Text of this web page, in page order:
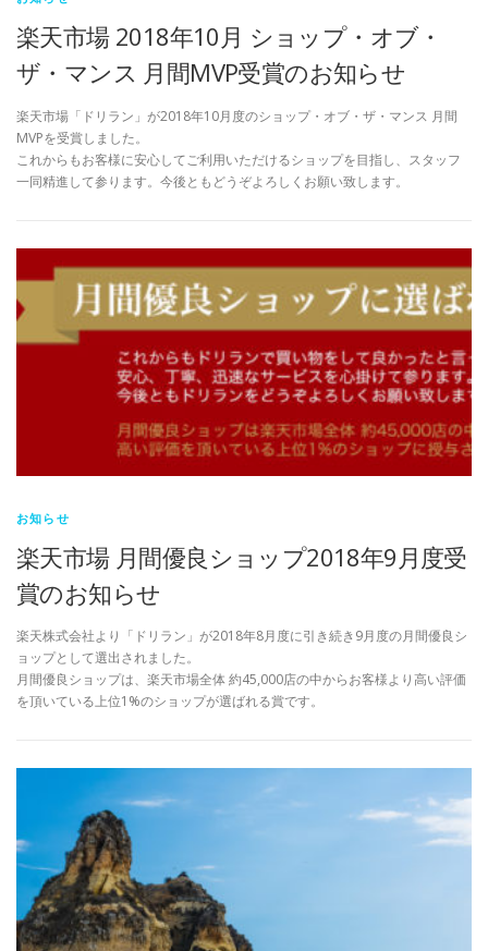
楽天市場 2018年10月 ショップ・オブ・
ザ・マンス 月間MVP受賞のお知らせ
楽天市場「ドリラン」が2018年10月度のショップ・オブ・ザ・マンス 月間
MVPを受賞しました。
これからもお客様に安心してご利用いただけるショップを目指し、スタッフ
一同精進して参ります。今後ともどうぞよろしくお願い致します。
お知らせ
楽天市場 月間優良ショップ2018年9月度受
賞のお知らせ
楽天株式会社より「ドリラン」が2018年8月度に引き続き9月度の月間優良シ
ョップとして選出されました。
月間優良ショップは、楽天市場全体 約45,000店の中からお客様より高い評価
を頂いている上位1%のショップが選ばれる賞です。